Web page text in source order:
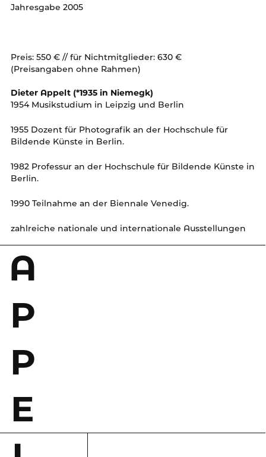
Jahresgabe 2005
Preis: 550 € // für Nichtmitglieder: 630 €
(Preisangaben ohne Rahmen)
Dieter Appelt (*1935 in Niemegk)
1954 Musikstudium in Leipzig und Berlin
1955 Dozent für Photografik an der Hochschule für
Bildende Künste in Berlin.
1982 Professur an der Hochschule für Bildende Künste in
Berlin.
1990 Teilnahme an der Biennale Venedig.
zahlreiche nationale und internationale Ausstellungen
A
P
P
E